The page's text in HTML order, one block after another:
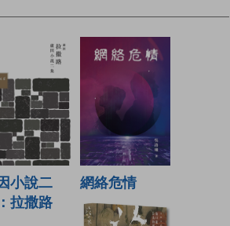
小說二
拉撒路
網絡危情